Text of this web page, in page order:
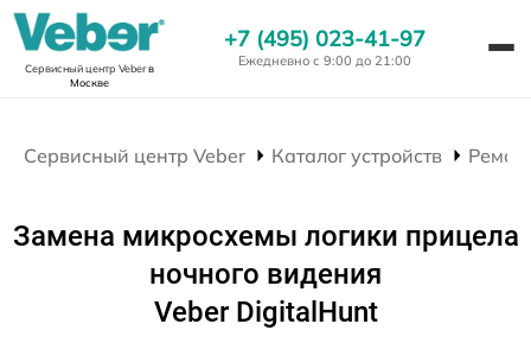
Сервисный центр Veberв
Москве
+7 (495) 023-41-97
Ежедневно с 9:00 до 21:00
Сервисный центр Veber Каталог устройств
Замена микросхемы логики прицела
ночного видения
Veber DigitalHunt